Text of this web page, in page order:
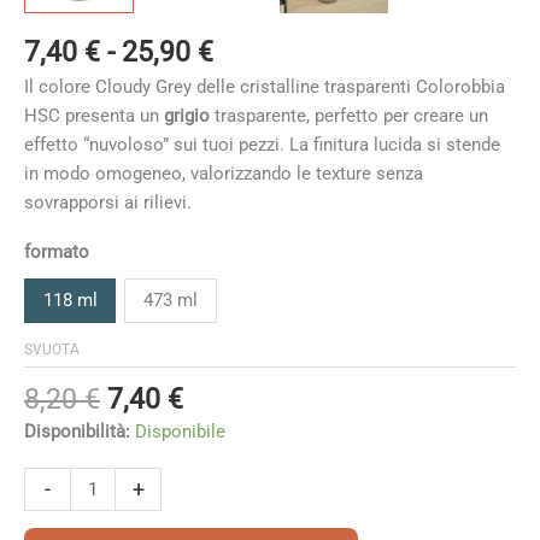
7,40 € - 25,90 €Fascia
di
prezzo:
da
7,40 €
Il colore Cloudy Grey delle cristalline trasparenti Colorobbia
HSC presenta un grigio trasparente, perfetto per creare un
effetto “nuvoloso” sui tuoi pezzi. La finitura lucida si stende
in modo omogeneo, valorizzando le texture senza
sovrapporsi ai rilievi.
formato
118 ml 473 ml
SVUOTA
8,20€ Il
prezzo
era:
8,20 €.
7,40 €Il
prezzo
Disponibilità: Disponibile
-
Grey
+